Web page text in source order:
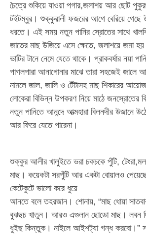
চৈত্রে শুকিয়ে যাওয়া পগার,জলাশয় আর ছোট
টইটম্বুর। শুক্কুরালী ফজরের আগে বেরিয়ে গেছে
ধরতে। এই সময় নতুন পানির স্রোতের সাথে
জাতের মাছ উজিয়ে এসে ক্ষেতে, জলাশয়ে জমা
ভাটির টানে নেমে যেতে থাকে। প্রাকবর্ষার নয়া
পাগলপারা আনাগোনার মাঝে তারা সহজেই জালে
নামলে জাল, জালি ও টেঁটাসহ মাছ শিকারের
লোকেরা বিভিন্ন উপকরণ নিয়ে মাঠে জনস্রোতের
নতুন পানিতে আনন্দে আত্মহারা বিলনদীর উজানে
আর ফিরে যেতে পারেনা।
শুক্কুর আলীর খালুইতে ভরা চকচকে পুঁটি,
মাছ। কয়েকটা সরপুঁটি আর একটা বোয়ালও
কেটেকুটে ভালো করে ধুয়ে
আনতে বলে তহরজান। শোনায়, “মাছ ধোয়া
বুঝছচ খাতুন। আরও এগুলান ছোডো মাছ। লবন
ধুইছ কিন্তুক। নাইলে আইশট্যা গন্ধ করবো।”